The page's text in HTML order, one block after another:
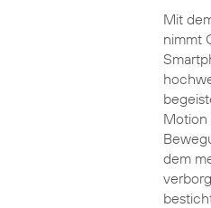
Mit
nimmt
Motion
dem